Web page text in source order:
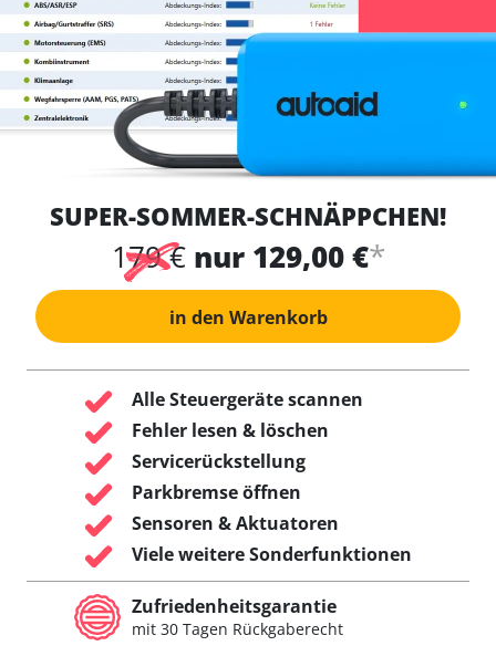
SUPER-SOMMER-SCHNÄPPCHEN!
179 € nur 129,00 €*
in den Warenkorb
Alle Steuergeräte scannen
Fehler lesen & löschen
Servicerückstellung
Parkbremse öffnen
Sensoren & Aktuatoren
Viele weitere Sonderfunktionen
Zufriedenheitsgarantie
mit 30 Tagen Rückgaberecht